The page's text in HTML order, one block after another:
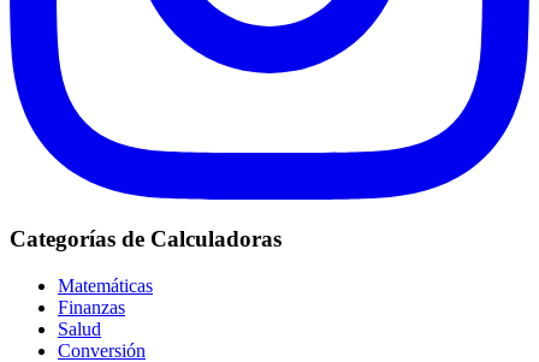
Categorías de Calculadoras
Matemáticas
Finanzas
Salud
Conversión